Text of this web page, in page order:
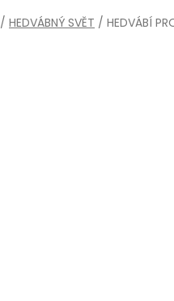
Domů
/ HEDVÁBNÝ SVĚT / HEDVÁBÍ